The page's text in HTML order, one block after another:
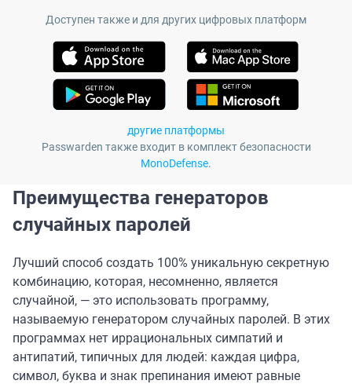
Доступен также и для других цифровых платформ
другие платформы
Passwarden также входит в комплект безопасности
MonoDefense.
Преимущества генераторов
случайных паролей
Лучший способ создать 100% уникальную секретную
комбинацию, которая, несомненно, является
случайной, — это использовать программу,
называемую генератором случайных паролей. В этих
программах нет иррациональных симпатий и
антипатий, типичных для людей: каждая цифра,
символ, буква и знак препинания имеют равные